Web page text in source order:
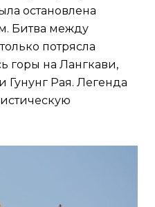
остановлена
Битва между
потрясла
горы на Лангкави,
Гунунг Рая. Легенда